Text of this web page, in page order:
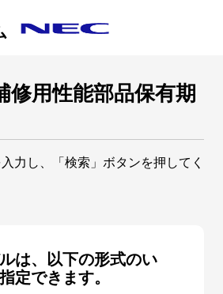
修用性能部品保有期
力し、「検索」ボタンを押してく
は、以下の形式のい
定できます。